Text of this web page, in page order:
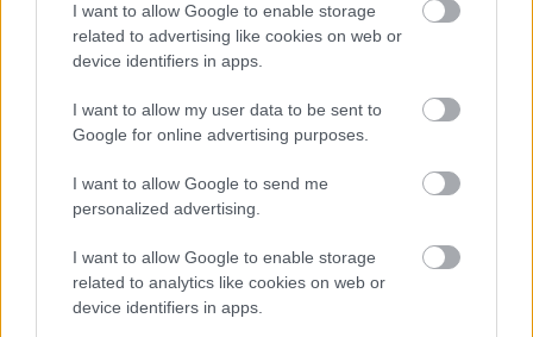
I want to allow Google to enable storage
related to advertising like cookies on web or
device identifiers in apps.
I want to allow my user data to be sent to
Google for online advertising purposes.
I want to allow Google to send me
personalized advertising.
I want to allow Google to enable storage
related to analytics like cookies on web or
device identifiers in apps.
Ο χορηγός στη νέα φανέλα του Σαλάχ έκανε τους
Έλληνες να απορούν
Αποστολία Ζώη: Ποζάρει στην παραλία και
εντυπωσιάζει με το καλλίγραμμο σώμα της